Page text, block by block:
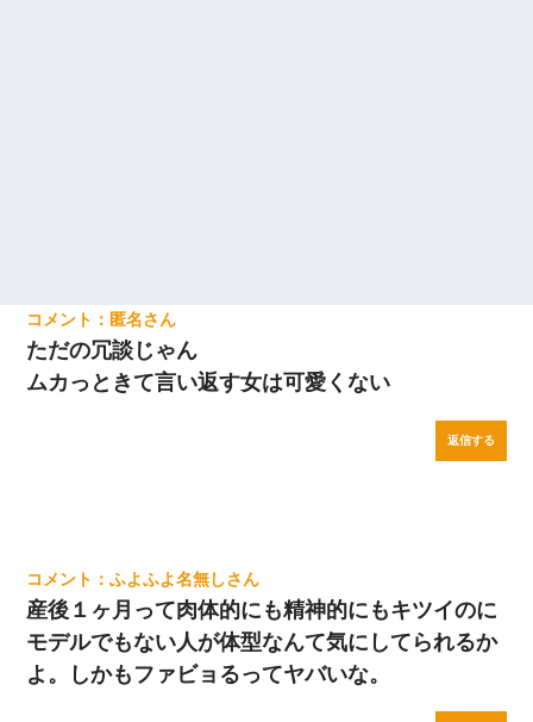
匿名
ただの冗談じゃん
ムカっときて言い返す女は可愛くない
返信する
ふよふよ名無し
産後１ヶ月って肉体的にも精神的にもキツイのに
モデルでもない人が体型なんて気にしてられるか
よ。しかもファビョるってヤバいな。